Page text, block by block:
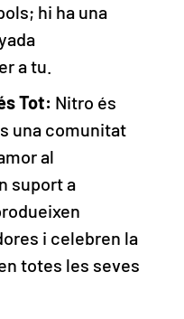
hi ha una
a tu.
Tot: Nitro és
una comunitat
al
suport a
i celebren la
totes les seves